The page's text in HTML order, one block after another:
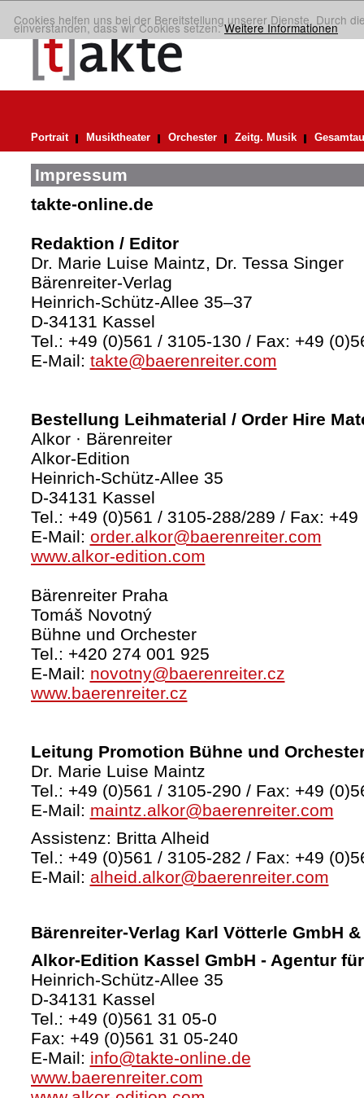
Cookies helfen uns bei der Bereitstellung unserer Dienste. Durch
einverstanden, dass wir Cookies setzen.Weitere Informationen
Portrait Musiktheater Orchester Zeitg. Musik
Impressum
takte-online.de
Redaktion / Editor
Dr. Marie Luise Maintz, Dr. Tessa Singer
Bärenreiter-Verlag
Heinrich-Schütz-Allee 35–37
D-34131 Kassel
Tel.: +49 (0)561 / 3105-130 / Fax: +49
E-Mail: takte@baerenreiter.com
Bestellung Leihmaterial / Order Hire
Alkor · Bärenreiter
Alkor-Edition
Heinrich-Schütz-Allee 35
D-34131 Kassel
Tel.: +49 (0)561 / 3105-288/289 / Fax:
E-Mail: order.alkor@baerenreiter.com
www.alkor-edition.com
Bärenreiter Praha
Tomáš Novotný
Bühne und Orchester
Tel.: +420 274 001 925
E-Mail: novotny@baerenreiter.cz
www.baerenreiter.cz
Leitung Promotion Bühne und
Dr. Marie Luise Maintz
Tel.: +49 (0)561 / 3105-290 / Fax: +49
E-Mail: maintz.alkor@baerenreiter.com
Assistenz: Britta Alheid
Tel.: +49 (0)561 / 3105-282 / Fax: +49
E-Mail: alheid.alkor@baerenreiter.com
Bärenreiter-Verlag Karl Vötterle GmbH &
Alkor-Edition Kassel GmbH - Agentur
Heinrich-Schütz-Allee 35
D-34131 Kassel
Tel.: +49 (0)561 31 05-0
Fax: +49 (0)561 31 05-240
E-Mail: info@takte-online.de
www.baerenreiter.com